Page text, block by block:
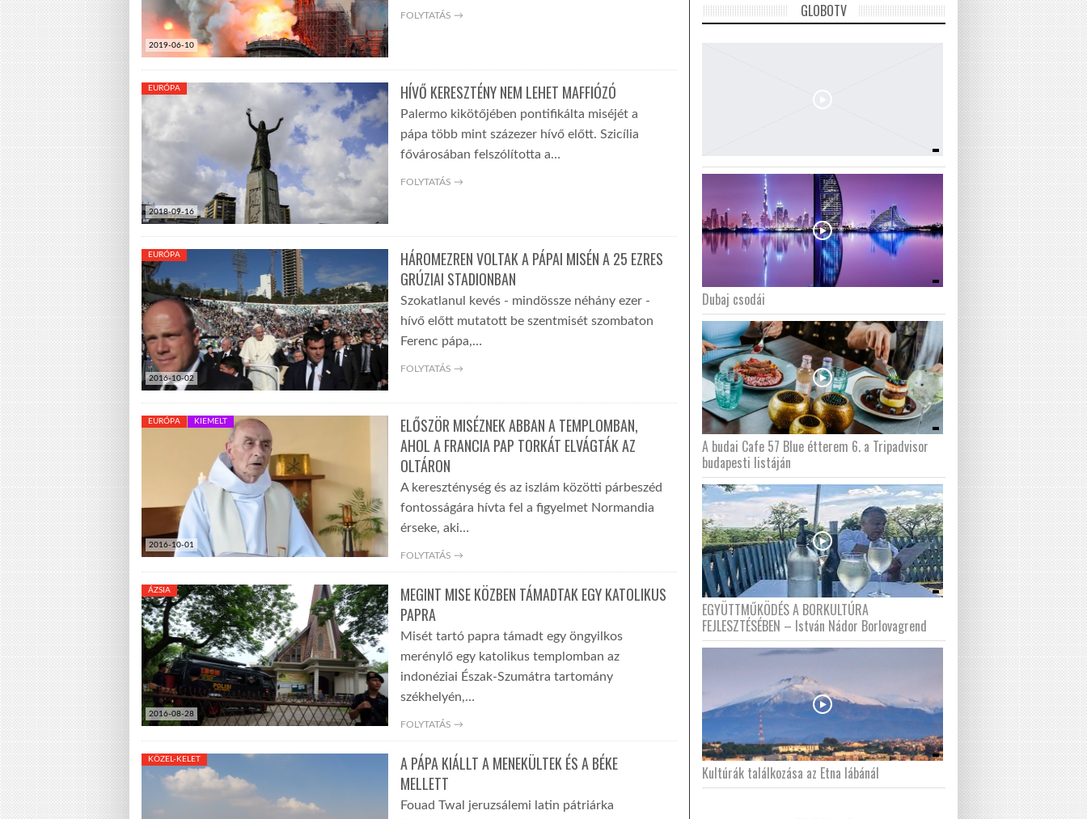
2019-06-10
FOLYTATÁS →
2018-09-16
EURÓPA HÍVŐ KERESZTÉNY NEM LEHET MAFFIÓZÓ
Palermo kikötőjében pontifikálta miséjét a
pápa több mint százezer hívő előtt. Szicília
fővárosában felszólította a…
FOLYTATÁS →
2016-10-02
EURÓPA
HÁROMEZREN VOLTAK A PÁPAI MISÉN A 25 EZRES
GRÚZIAI STADIONBAN
Szokatlanul kevés - mindössze néhány ezer -
hívő előtt mutatott be szentmisét szombaton
Ferenc pápa,…
FOLYTATÁS →
2016-10-01
EURÓPA KIEMELT
ELŐSZÖR MISÉZNEK ABBAN A TEMPLOMBAN,
AHOL A FRANCIA PAP TORKÁT ELVÁGTÁK AZ
OLTÁRON
A kereszténység és az iszlám közötti párbeszéd
fontosságára hívta fel a figyelmet Normandia
érseke, aki…
FOLYTATÁS →
2016-08-28
ÁZSIA
MEGINT MISE KÖZBEN TÁMADTAK EGY KATOLIKUS
PAPRA
Misét tartó papra támadt egy öngyilkos
merénylő egy katolikus templomban az
indonéziai Észak-Szumátra tartomány
székhelyén,…
FOLYTATÁS →
KÖZEL-KELET
A PÁPA KIÁLLT A MENEKÜLTEK ÉS A BÉKE
MELLETT
Fouad Twal jeruzsálemi latin pátriárka
GLOBOTV
Dubaj csodái
A budai Cafe 57 Blue étterem 6. a Tripadvisor
budapesti listáján
EGYÜTTMŰKÖDÉS A BORKULTÚRA
FEJLESZTÉSÉBEN – István Nádor Borlovagrend
Kultúrák találkozása az Etna lábánál